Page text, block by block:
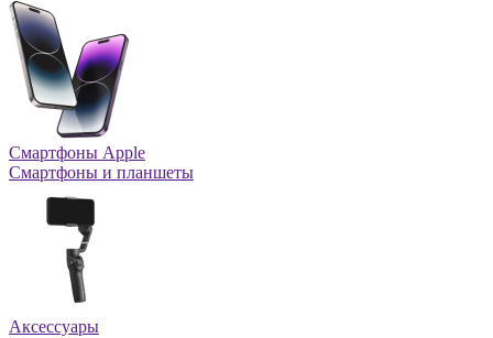
Смартфоны Apple
Смартфоны и планшеты
Аксессуары